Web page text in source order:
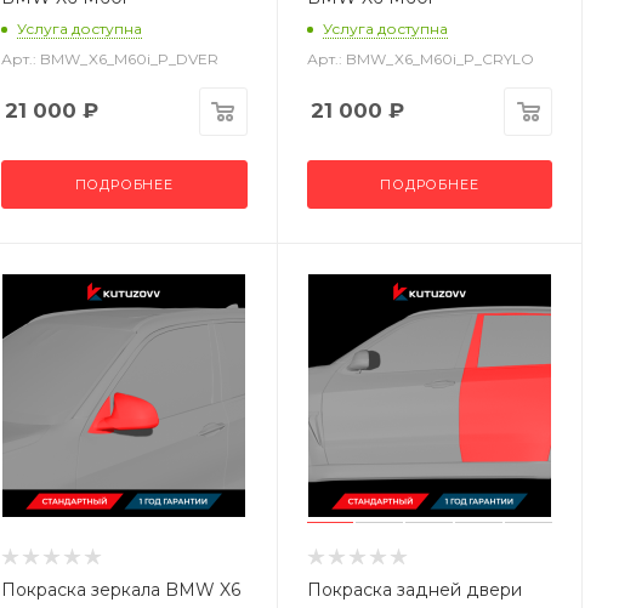
Услуга доступна
Арт.: BMW_X6_M60i_P_DVER
21 000 ₽
ПОДРОБНЕЕ
Услуга доступна
Арт.: BMW_X6_M60i_P_CRYLO
21 000 ₽
ПОДРОБНЕЕ
Покраска зеркала BMW X6
Покраска задней двери